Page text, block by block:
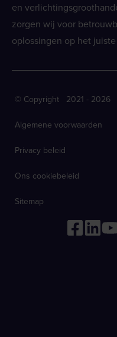
en
zorgen wij voor
oplossingen op het
© Copyright 2021 - 2026
Algemene voorwaarden
Privacy beleid
Ons cookiebeleid
Sitemap